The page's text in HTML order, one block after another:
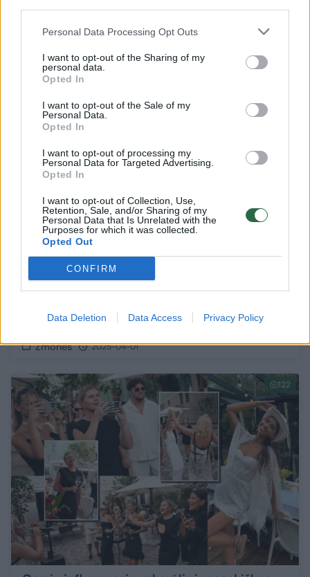
Personal Data Processing Opt Outs
I want to opt-out of the Sharing of my
personal data.
Opted In
I want to opt-out of the Sale of my
Personal Data.
Opted In
I want to opt-out of processing my
Personal Data for Targeted Advertising.
Opted In
I want to opt-out of Collection, Use,
Retention, Sale, and/or Sharing of my
Personal Data that Is Unrelated with the
Purposes for which it was collected.
Opted Out
CONFIRM
Data Deletion Data Access Privacy Policy
Vestuvėms besiruošianti Indrė Stonkuvienė
neteko žado
Žmonės 2025-04-01
122